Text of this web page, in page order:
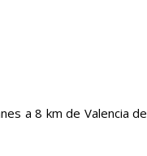
a 8 km de Valencia de